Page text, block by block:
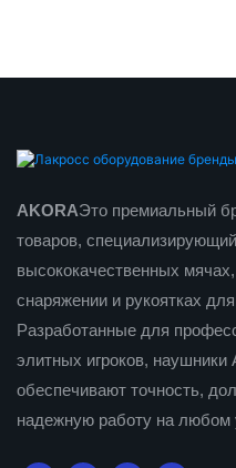
AKORAЭто премиальный
товаров,
высококачественных
снаряжении и рукоятках
Разработанные для
элитных игроков, наушники
обеспечивают точность,
надежную работу на любом